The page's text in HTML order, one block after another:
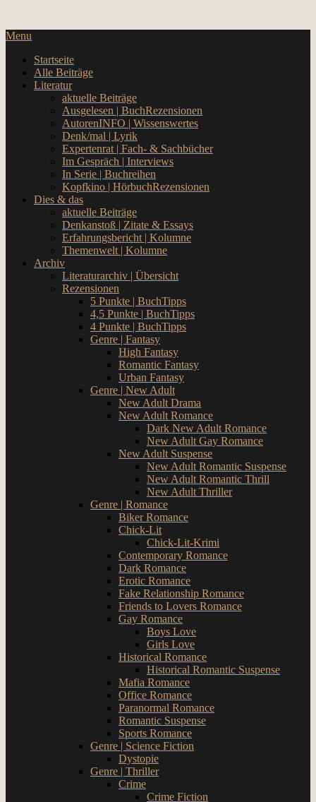
content
CulturalNoise Online Magazin
Menu
Startseite
Alle Beiträge
Literatur
aktuelle Beiträge
Ausgelesen | BuchRezensionen
AutorenINFO | Wissenswertes
Denk/mal | Lyrik
Expertenrat | Fach- & Sachbücher
Im Gespräch | Interviews
In Serie | Buchreihen
Kopfkino | HörbuchRezensionen
Dies & das
aktuelle Beiträge
Denkanstoß | Zitate & Essays
Erfahrungsbericht | Kolumne
Themenwelt | Kolumne
Archiv
Literaturarchiv | Übersicht
Rezensionen
5 Punkte | BuchTipps
4,5 Punkte | BuchTipps
4 Punkte | BuchTipps
Genre | Fantasy
High Fantasy
Romantic Fantasy
Urban Fantasy
Genre | New Adult
New Adult Drama
New Adult Romance
Dark New Adult Romance
New Adult Gay Romance
New Adult Suspense
New Adult Romantic Suspense
New Adult Romantic Thrill
New Adult Thriller
Genre | Romance
Biker Romance
Chick-Lit
Chick-Lit-Krimi
Contemporary Romance
Dark Romance
Erotic Romance
Fake Relationship Romance
Friends to Lovers Romance
Gay Romance
Boys Love
Girls Love
Historical Romance
Historical Romantic Suspense
Mafia Romance
Office Romance
Paranormal Romance
Romantic Suspense
Sports Romance
Genre | Science Fiction
Dystopie
Genre | Thriller
Crime
Crime Fiction